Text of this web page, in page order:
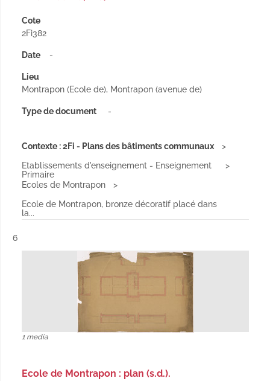
Cote
2Fi382
Date -
Lieu
Montrapon (Ecole de), Montrapon (avenue de)
Type de document -
Contexte : 2Fi - Plans des bâtiments communaux
Etablissements d'enseignement - Enseignement
Primaire
Ecoles de Montrapon
Ecole de Montrapon, bronze décoratif placé dans
la...
Résultat n°
6
1 media
Ecole de Montrapon : plan (s.d.).